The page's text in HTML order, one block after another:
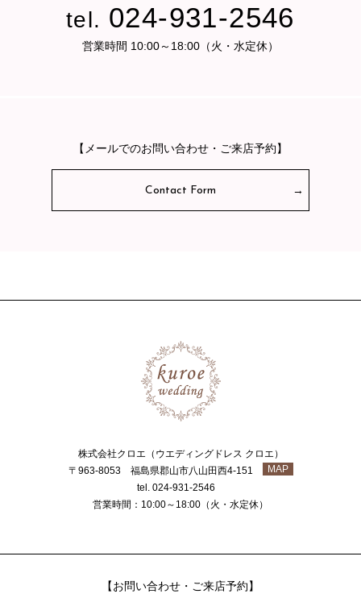
tel. 024-931-2546
営業時間 10:00～18:00（火・水定休）
【メールでのお問い合わせ・ご来店予約】
Contact Form
株式会社クロエ（ウエディングドレス クロエ）
〒963-8053 福島県郡山市八山田西4-151
MAP
tel. 024-931-2546
営業時間：10:00～18:00（火・水定休）
【お問い合わせ・ご来店予約】